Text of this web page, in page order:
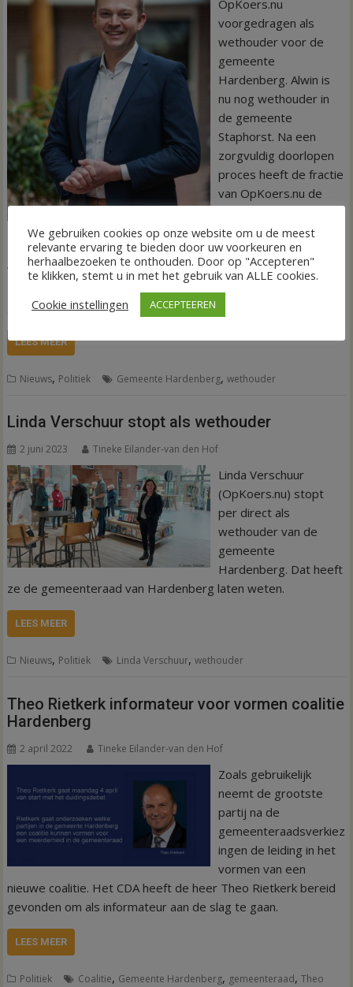
OpKoers.nu
voorgedragen als
wethouder voor de
gemeente
Hardenberg. Alwin is
nu nog wethouder in
de gemeente
Staphorst. Na een
zorgvuldig doorlopen
proces heeft de fractie
van OpKoers.nu de
voor de 38-jarige
Mussche. Na het vertrek van Linda Verschuur was er een
vacature in het college van burgemeester en wethouders van
Hardenberg. Binnen OpKoers.nu was op dat moment geen
geschikte kandidaat beschikbaar.
LEES MEER
Nieuws, Politiek Gemeente Hardenberg,wethouder
Linda Verschuur stopt als wethouder
2 juni 2023 Tineke Eilander-van den Hof
Linda Verschuur
(OpKoers.nu) stopt
per direct als
wethouder van de
gemeente
Hardenberg. Dat heeft
ze de gemeenteraad van Hardenberg laten weten.
LEES MEER
Nieuws, Politiek Linda Verschuur,wethouder
Theo Rietkerk informateur voor vormen coalitie
Hardenberg
2 april 2022 Tineke Eilander-van den Hof
Zoals gebruikelijk
neemt de grootste
partij na de
gemeenteraadsverkiez
ingen de leiding in het
vormen van een
nieuwe coalitie. Het CDA heeft de heer Theo Rietkerk bereid
gevonden om als informateur aan de slag te gaan.
LEES MEER
Politiek Coalitie, Gemeente Hardenberg, gemeenteraad,Theo
We gebruiken cookies op onze website om u de meest
relevante ervaring te bieden door uw voorkeuren en
herhaalbezoeken te onthouden. Door op "Accepteren"
te klikken, stemt u in met het gebruik van ALLE cookies.
Cookie instellingen
ACCEPTEEREN